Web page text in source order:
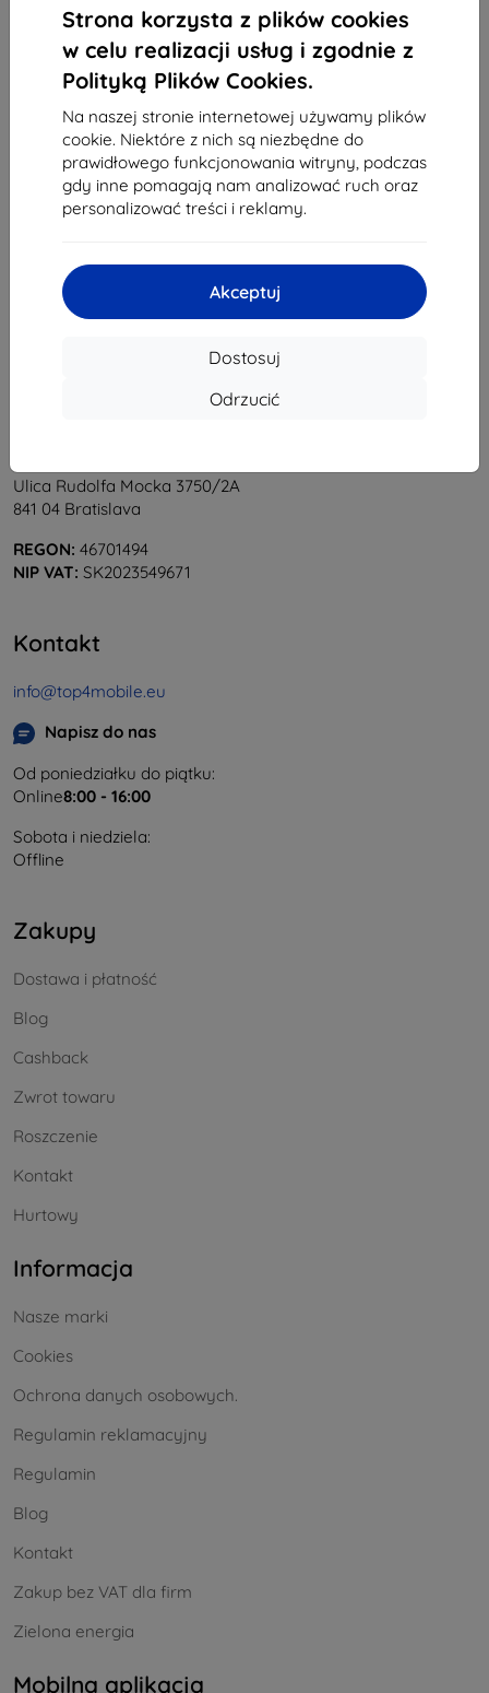
Strona korzysta z plików cookies
w celu realizacji usług i zgodnie z
Polityką Plików Cookies.
Na naszej stronie internetowej używamy plików
cookie. Niektóre z nich są niezbędne do
prawidłowego funkcjonowania witryny, podczas
gdy inne pomagają nam analizować ruch oraz
personalizować treści i reklamy.
Akceptuj
Dostosuj
Odrzucić
149,90 zł
134,91 zł
Na stanie: > 5 szt.
68,90 zł
62,02 zł
Na stanie: > 5 szt.
1
Ulica Rudolfa Mocka 3750/2A
841 04 Bratislava
REGON: 46701494
NIP VAT: SK2023549671
Kontakt
info@top4mobile.eu
Napisz do nas
Od poniedziałku do piątku:
Online8:00 - 16:00
Sobota i niedziela:
Offline
Zakupy
Dostawa i płatność
Blog
Cashback
Zwrot towaru
Roszczenie
Kontakt
Hurtowy
Informacja
Nasze marki
Cookies
Ochrona danych osobowych.
Regulamin reklamacyjny
Regulamin
Blog
Kontakt
Zakup bez VAT dla firm
Zielona energia
Mobilna aplikacja